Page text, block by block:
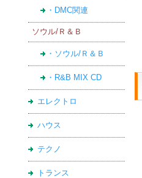
・DMC関連
ソウル/Ｒ＆Ｂ
・ソウル/Ｒ＆Ｂ
・R&B MIX CD
エレクトロ
ハウス
テクノ
トランス